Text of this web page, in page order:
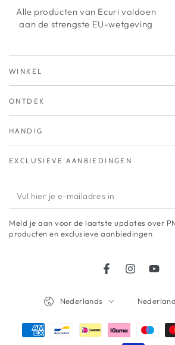
Alle producten van Ecuri voldoen
aan de strengste EU-wetgeving
WINKEL
ONTDEK
HANDIG
EXCLUSIEVE AANBIEDINGEN
Vul
hier
je
Meld je aan voor de laatste updates over
producten en exclusieve aanbiedingen
FacebookInstagram
Nederlands
Betaalmethodes